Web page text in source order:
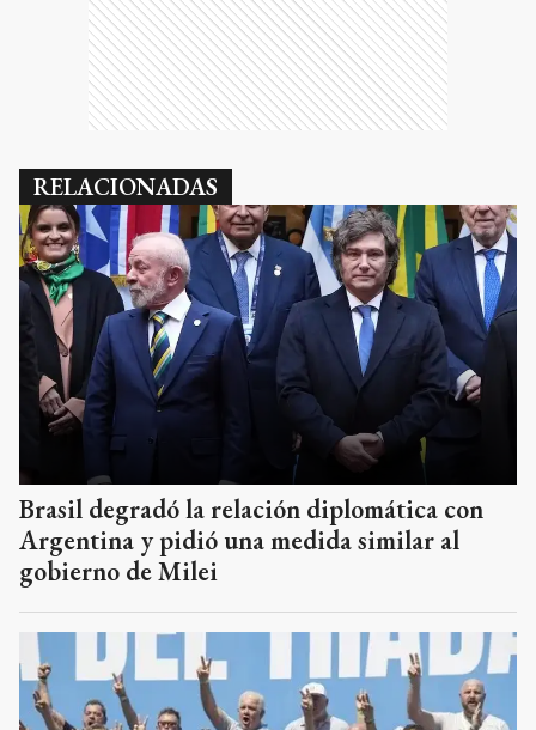
RELACIONADAS
Brasil degradó la relación diplomática con
Argentina y pidió una medida similar al
gobierno de Milei